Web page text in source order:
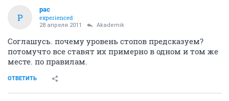
P
pac
experienced
28 апреля 2011 Akademik
Соглашусь. почему уровень стопов предсказуем?
потомучто все ставят их примерно в одном и том же
месте. по правилам.
ОТВЕТИТЬ